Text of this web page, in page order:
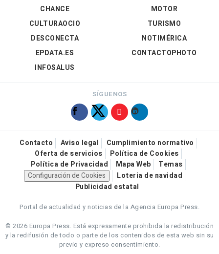
CHANCE
CULTURAOCIO
DESCONECTA
EPDATA.ES
INFOSALUS
MOTOR
TURISMO
NOTIMÉRICA
CONTACTOPHOTO
SÍGUENOS
Contacto Aviso legal
Cumplimiento normativo
Oferta de servicios
Política de Cookies
Política de Privacidad
Mapa Web
Temas
Configuración de Cookies
Loteria de navidad
Publicidad estatal
Portal de actualidad y noticias de la Agencia Europa Press.
© 2026 Europa Press. Está expresamente prohibida la redistribución
y la redifusión de todo o parte de los contenidos de esta web sin su
previo y expreso consentimiento.